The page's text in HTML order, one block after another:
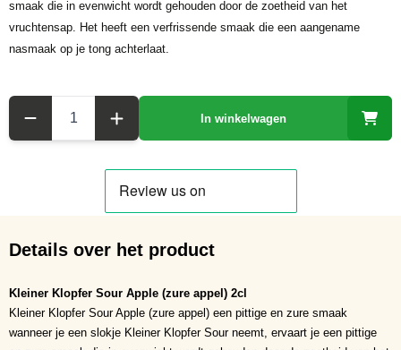
smaak die in evenwicht wordt gehouden door de zoetheid van het
vruchtensap. Het heeft een verfrissende smaak die een aangename
nasmaak op je tong achterlaat.
In winkelwagen
Details over het product
Kleiner Klopfer Sour Apple (zure appel) 2cl
Kleiner Klopfer Sour Apple (zure appel) een pittige en zure smaak
wanneer je een slokje Kleiner Klopfer Sour neemt, ervaart je een pittige